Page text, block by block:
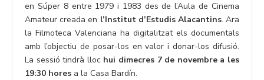
en Súper 8 entre 1979 i 1983 des de l’Aula de Cinema
Amateur creada en l’Institut d’Estudis Alacantins. Ara
la Filmoteca Valenciana ha digitalitzat els documentals
amb l’objectiu de posar-los en valor i donar-los difusió.
La sessió tindrà lloc hui dimecres 7 de novembre a les
19:30 hores a la Casa Bardín.